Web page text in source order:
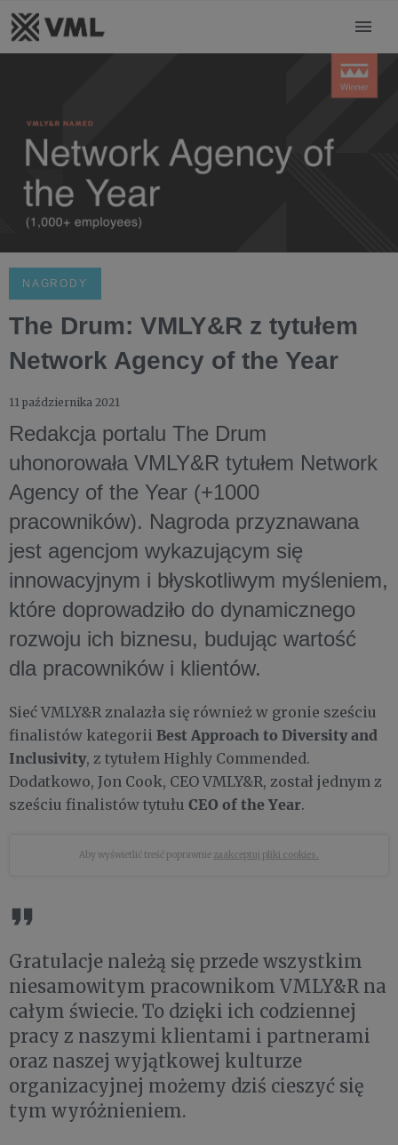
NAGRODY
The Drum: VMLY&R z tytułem
Network Agency of the Year
11 października 2021
Redakcja portalu The Drum
uhonorowała VMLY&R tytułem Network
Agency of the Year (+1000
pracowników). Nagroda przyznawana
jest agencjom wykazującym się
innowacyjnym i błyskotliwym myśleniem,
które doprowadziło do dynamicznego
rozwoju ich biznesu, budując wartość
dla pracowników i klientów.
Sieć VMLY&R znalazła się również w gronie sześciu
finalistów kategorii Best Approach to Diversity and
Inclusivity, z tytułem Highly Commended.
Dodatkowo, Jon Cook, CEO VMLY&R, został jednym z
sześciu finalistów tytułu CEO of the Year.
Aby wyświetlić treść poprawnie zaakceptuj pliki cookies.
Gratulacje należą się przede wszystkim
niesamowitym pracownikom VMLY&R na
całym świecie. To dzięki ich codziennej
pracy z naszymi klientami i partnerami
oraz naszej wyjątkowej kulturze
organizacyjnej możemy dziś cieszyć się
tym wyróżnieniem.